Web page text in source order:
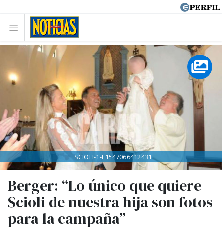
Berger: “Lo único que quiere
Scioli de nuestra hija son fotos
para la campaña”
SCIOLI-1-E1547066412431